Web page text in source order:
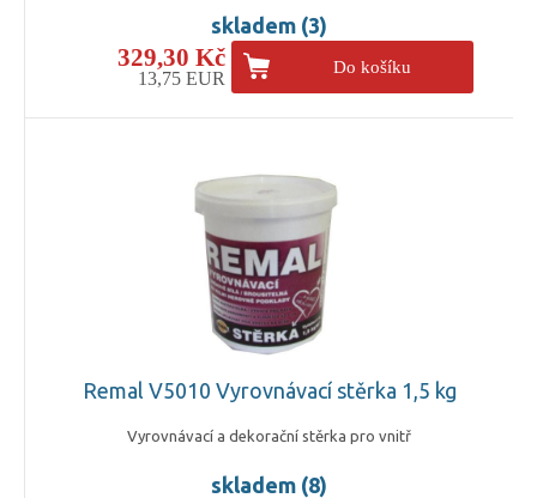
skladem (3)
329,30 Kč
13,75 EUR
Do košíku
Remal V5010 Vyrovnávací stěrka 1,5 kg
Vyrovnávací a dekorační stěrka pro vnitř
skladem (8)